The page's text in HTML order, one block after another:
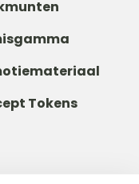
Tokens